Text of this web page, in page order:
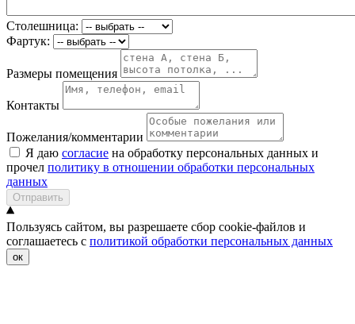
Столешница:
Фартук:
Размеры помещения
Контакты
Пожелания/комментарии
Я даю согласие на обработку персональных данных и
прочел политику в отношении обработки персональных
данных
Отправить
Пользуясь сайтом, вы разрешаете сбор cookie-файлов и
соглашаетесь с политикой обработки персональных данных
ок